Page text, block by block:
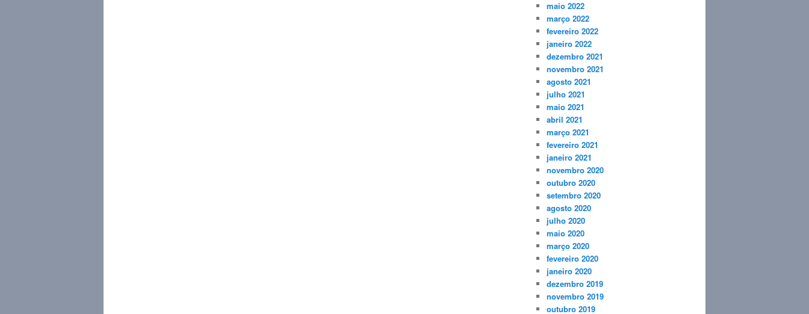
maio 2022
março 2022
fevereiro 2022
janeiro 2022
dezembro 2021
novembro 2021
agosto 2021
julho 2021
maio 2021
abril 2021
março 2021
fevereiro 2021
janeiro 2021
novembro 2020
outubro 2020
setembro 2020
agosto 2020
julho 2020
maio 2020
março 2020
fevereiro 2020
janeiro 2020
dezembro 2019
novembro 2019
outubro 2019